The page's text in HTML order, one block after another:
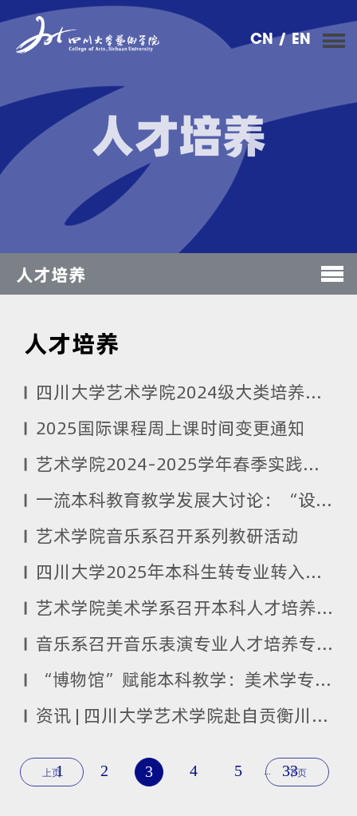
/ EN
CN
人才培养
人才培养
人才培养
四川大学艺术学院2024级大类培养专业分流名单公示
2025国际课程周上课时间变更通知
艺术学院2024-2025学年春季实践及国际课程周安排
一流本科教育教学发展大讨论：“设计与媒体艺术系”持续推进本科人才培养方案重构研讨顺利举办
艺术学院音乐系召开系列教研活动
四川大学2025年本科生转专业转入艺术学院拟接收名单公示
艺术学院美术学系召开本科人才培养方案修订会议
音乐系召开音乐表演专业人才培养专题研讨会 共探发展新路径
“博物馆”赋能本科教学：美术学专业完善实践教育纪实
资讯 | 四川大学艺术学院赴自贡衡川实验学校开展招生宣讲
上页
1 2 3 4 5 ... 33
下页